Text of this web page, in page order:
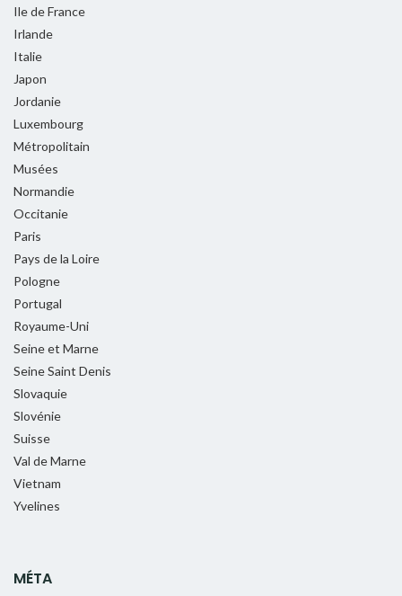
Ile de France
Irlande
Italie
Japon
Jordanie
Luxembourg
Métropolitain
Musées
Normandie
Occitanie
Paris
Pays de la Loire
Pologne
Portugal
Royaume-Uni
Seine et Marne
Seine Saint Denis
Slovaquie
Slovénie
Suisse
Val de Marne
Vietnam
Yvelines
MÉTA